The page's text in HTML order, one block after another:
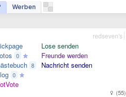
Werben
0
8
0
Lose senden
Freunde werden
Nachricht senden
(55)
redseven's